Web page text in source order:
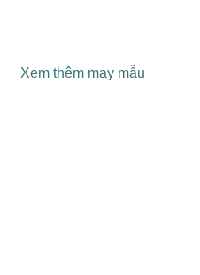
Xem thêm may mẫu